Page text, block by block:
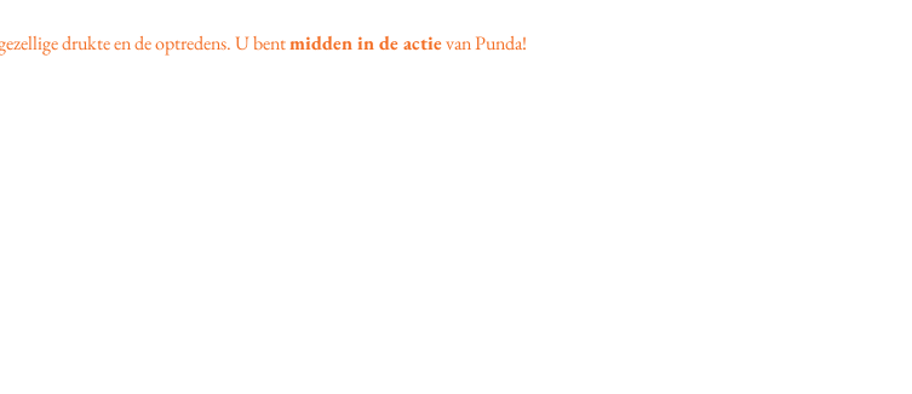
drukte en de optredens. U bent midden in de actie van Punda!